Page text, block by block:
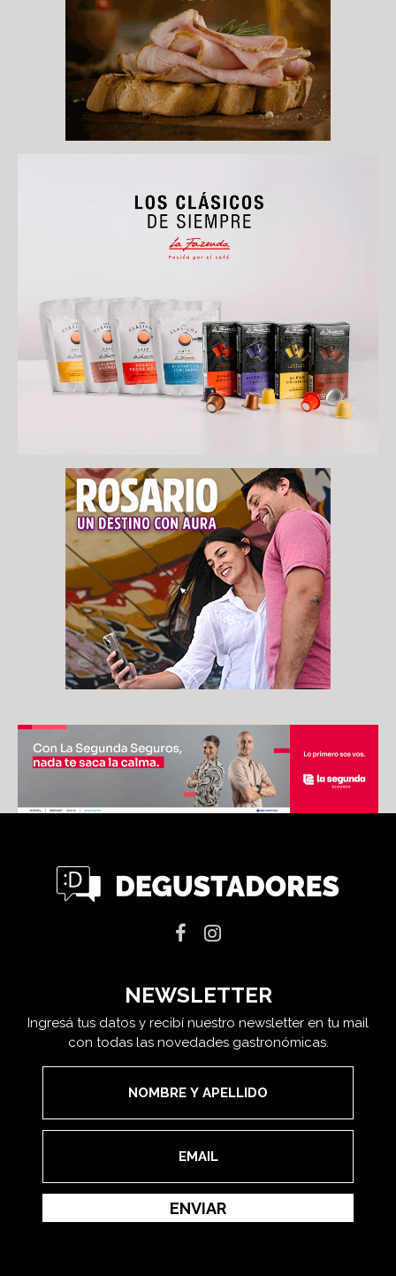
NEWSLETTER
Ingresá tus datos y recibí nuestro newsletter en tu mail
con todas las novedades gastronómicas.
ENVIAR